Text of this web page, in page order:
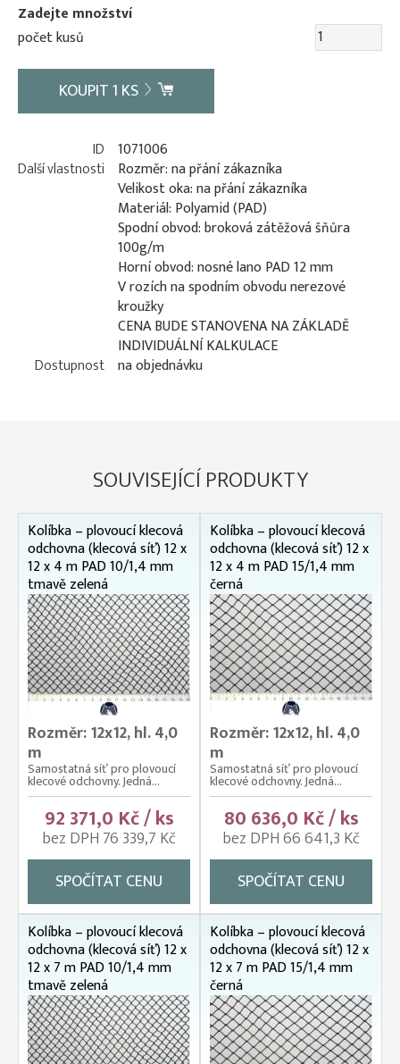
Zadejte množství
počet kusů
KOUPIT1 KS
ID 1071006
Další vlastnosti
Rozměr: na přání zákazníka
Velikost oka: na přání zákazníka
Materiál: Polyamid (PAD)
Spodní obvod: broková zátěžová šňůra
100g/m
Horní obvod: nosné lano PAD 12 mm
V rozích na spodním obvodu nerezové
kroužky
CENA BUDE STANOVENA NA ZÁKLADĚ
INDIVIDUÁLNÍ KALKULACE
Dostupnost na objednávku
SOUVISEJÍCÍ PRODUKTY
Kolíbka – plovoucí klecová
odchovna (klecová síť) 12 x
12 x 4 m PAD 10/1,4 mm
tmavě zelená
Rozměr: 12x12, hl. 4,0
m
Samostatná síť pro plovoucí
klecové odchovny. Jedná...
92 371,0 Kč / ks
bez DPH 76 339,7 Kč
SPOČÍTAT CENU
Kolíbka – plovoucí klecová
odchovna (klecová síť) 12 x
12 x 4 m PAD 15/1,4 mm
černá
Rozměr: 12x12, hl. 4,0
m
Samostatná síť pro plovoucí
klecové odchovny. Jedná...
80 636,0 Kč / ks
bez DPH 66 641,3 Kč
SPOČÍTAT CENU
Kolíbka – plovoucí klecová
odchovna (klecová síť) 12 x
12 x 7 m PAD 10/1,4 mm
tmavě zelená
Kolíbka – plovoucí klecová
odchovna (klecová síť) 12 x
12 x 7 m PAD 15/1,4 mm
černá